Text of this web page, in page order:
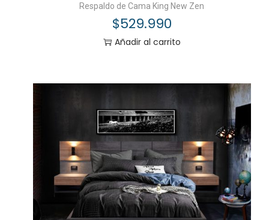
Respaldo de Cama King New Zen
$529.990
Añadir al carrito